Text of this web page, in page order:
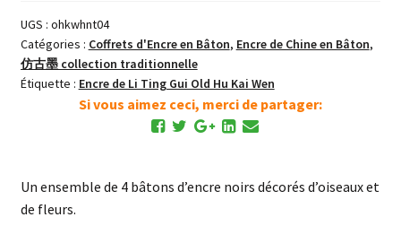
d'Encre
Fleurs
et
UGS : ohkwhnt04
Catégories : Coffrets d'Encre en Bâton, Encre de Chine en Bâton,
仿古墨 collection traditionnelle
Étiquette : Encre de Li Ting Gui Old Hu Kai Wen
Si vous aimez ceci, merci de partager:
Un ensemble de 4 bâtons d’encre noirs décorés d’oiseaux et
de fleurs.